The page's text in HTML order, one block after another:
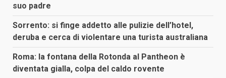
suo padre
Sorrento: si finge addetto alle pulizie dell’hotel,
deruba e cerca di violentare una turista australiana
Roma: la fontana della Rotonda al Pantheon è
diventata gialla, colpa del caldo rovente